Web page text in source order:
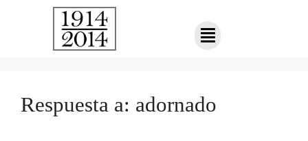
Respuesta a: adornado